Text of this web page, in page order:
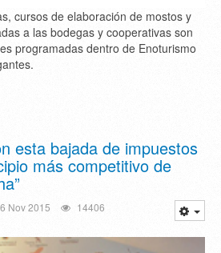
cursos de elaboración de mostos y
a las bodegas y cooperativas son
programadas dentro de Enoturismo
esta bajada de impuestos
más competitivo de
Nov 2015 14406